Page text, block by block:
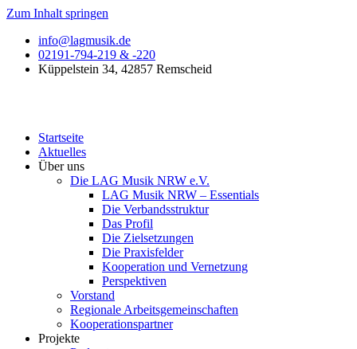
Zum Inhalt springen
info@lagmusik.de
02191-794-219 & -220
Küppelstein 34, 42857 Remscheid
Startseite
Aktuelles
Über uns
Die LAG Musik NRW e.V.
LAG Musik NRW – Essentials
Die Verbandsstruktur
Das Profil
Die Zielsetzungen
Die Praxisfelder
Kooperation und Vernetzung
Perspektiven
Vorstand​
Regionale Arbeitsgemeinschaften
Kooperationspartner
Projekte